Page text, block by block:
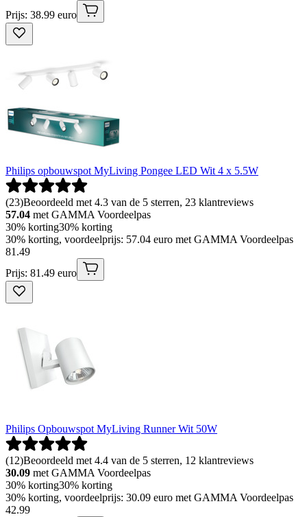
Prijs: 38.99 euro
Philips opbouwspot MyLiving Pongee LED Wit 4 x 5.5W
(23)Beoordeeld met 4.3 van de 5 sterren, 23 klantreviews
57.04 met GAMMA Voordeelpas
30% korting30% korting
30% korting, voordeelprijs: 57.04 euro met GAMMA Voordeelpas
81 .49
Prijs: 81.49 euro
Philips Opbouwspot MyLiving Runner Wit 50W
(12)Beoordeeld met 4.4 van de 5 sterren, 12 klantreviews
30.09 met GAMMA Voordeelpas
30% korting30% korting
30% korting, voordeelprijs: 30.09 euro met GAMMA Voordeelpas
42.99